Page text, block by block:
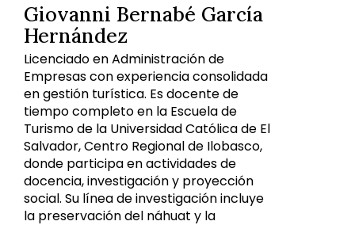
Giovanni Bernabé García
Hernández
Licenciado en Administración de
Empresas con experiencia consolidada
en gestión turística. Es docente de
tiempo completo en la Escuela de
Turismo de la Universidad Católica de El
Salvador, Centro Regional de Ilobasco,
donde participa en actividades de
docencia, investigación y proyección
social. Su línea de investigación incluye
la preservación del náhuat y la